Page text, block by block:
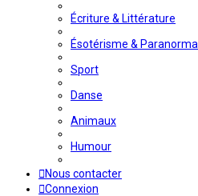
Écriture & Littérature
Ésotérisme & Paranormal
Sport
Danse
Animaux
Humour
Nous contacter
Connexion